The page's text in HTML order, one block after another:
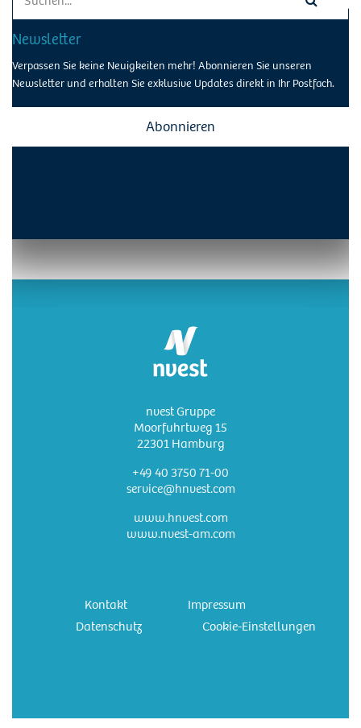
for:
Newsletter
Verpassen Sie keine Neuigkeiten mehr! Abonnieren Sie unseren
Newsletter und erhalten Sie exklusive Updates direkt in Ihr Postfach.
Abonnieren
nvest Gruppe
Moorfuhrtweg 15
22301 Hamburg
+49 40 3750 71-00
service@hnvest.com
www.hnvest.com
www.nvest-am.com
Kontakt
Impressum
Datenschutz
Cookie-Einstellungen